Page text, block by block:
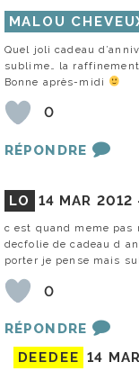
MALOU
Quel joli cadeau
sublime… la
Bonne après-midi
0
RÉPONDRE
LO 14 MAR 2012
c est quand meme pas
decfolie de cadeau d
porter je pense mais
0
RÉPONDRE
DEEDEE 14